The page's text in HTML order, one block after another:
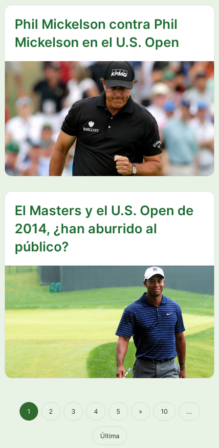
Phil Mickelson contra Phil
Mickelson en el U.S. Open
El Masters y el U.S. Open de
2014, ¿han aburrido al
público?
1 2 3 4 5 » 10 ...
Última